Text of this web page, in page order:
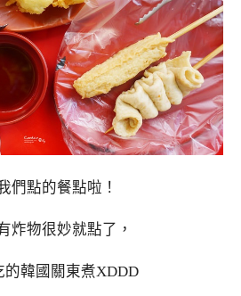
們點的餐點啦！
炸物很妙就點了，
的韓國關東煮XDDD